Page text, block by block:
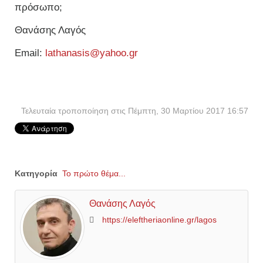
πρόσωπο;
Θανάσης Λαγός
Εmail: lathanasis@yahoo.gr
Τελευταία τροποποίηση στις Πέμπτη, 30 Μαρτίου 2017 16:57
Κατηγορία Το πρώτο θέμα...
Θανάσης Λαγός
https://eleftheriaonline.gr/lagos